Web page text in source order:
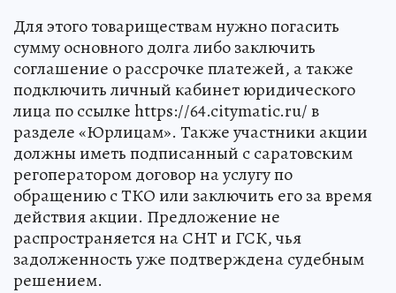
Для этого товариществам нужно погасить
сумму основного долга либо заключить
соглашение о рассрочке платежей, а также
подключить личный кабинет юридического
лица по ссылке https://64.citymatic.ru/ в
разделе «Юрлицам». Также участники акции
должны иметь подписанный с саратовским
регоператором договор на услугу по
обращению с ТКО или заключить его за время
действия акции. Предложение не
распространяется на СНТ и ГСК, чья
задолженность уже подтверждена судебным
решением.